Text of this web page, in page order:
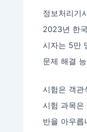
정보처리기
2023년 한
시자는 5만
문제 해결
시험은 객
시험 과목은
반을 아우릅